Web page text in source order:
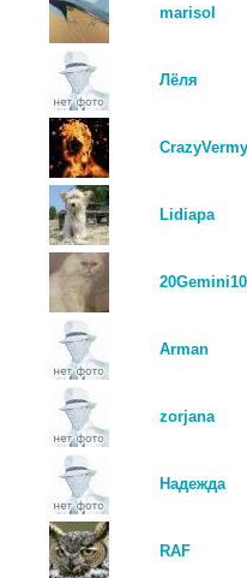
marisol
Лёля
Lidiapa
20Gemini10
Arman
zorjana
Надежда
RAF